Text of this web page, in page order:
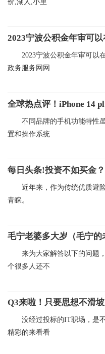
价,湖人,小里
2023宁波公积金年审可以
政务服务网网
全球热点评！iPhone 14
不同品牌的手机功能特性
置和操作系统
近年来，作为传统优质避
青睐。
毛宁老婆多大岁（毛宁的
来为大家解答以下的问题
个很多人还不
Q3来啦！只要思想不滑
没经过投标的IT职场，是
精彩的来看看